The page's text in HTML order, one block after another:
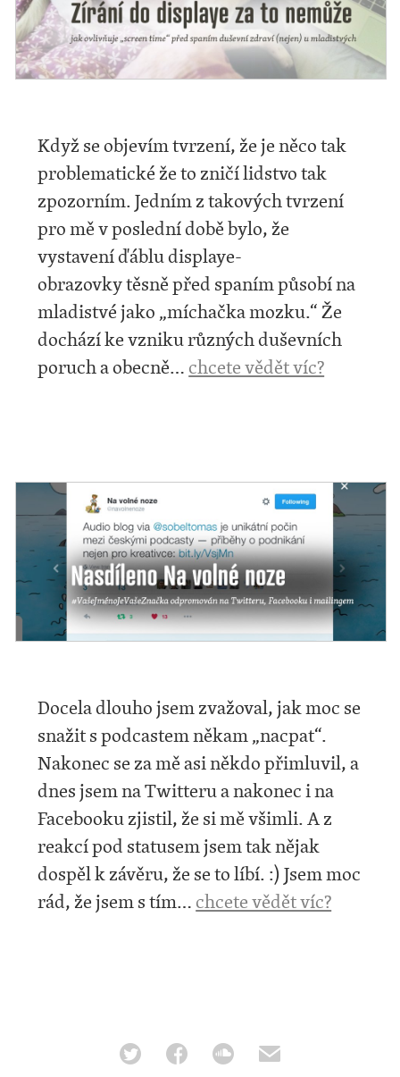
Když se objevím tvrzení, že je něco tak
problematické že to zničí lidstvo tak
zpozorním. Jedním z takových tvrzení
pro mě v poslední době bylo, že
vystavení ďáblu displaye-
obrazovky těsně před spaním působí na
mladistvé jako „míchačka mozku.“ Že
dochází ke vzniku různých duševních
poruch a obecně…chcete vědět víc?
Docela dlouho jsem zvažoval, jak moc se
snažit s podcastem někam „nacpat“.
Nakonec se za mě asi někdo přimluvil, a
dnes jsem na Twitteru a nakonec i na
Facebooku zjistil, že si mě všimli. A z
reakcí pod statusem jsem tak nějak
dospěl k závěru, že se to líbí. :) Jsem moc
rád, že jsem s tím…chcete vědět víc?